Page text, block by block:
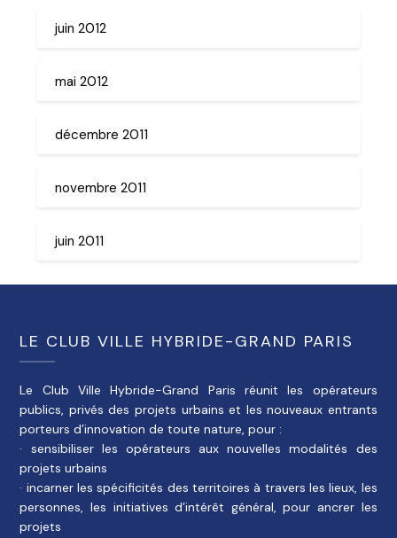
juin 2012
mai 2012
décembre 2011
novembre 2011
juin 2011
LE CLUB VILLE HYBRIDE-GRAND PARIS
Le Club Ville Hybride-Grand Paris réunit les opérateurs
publics, privés des projets urbains et les nouveaux entrants
porteurs d’innovation de toute nature, pour :
· sensibiliser les opérateurs aux nouvelles modalités des
projets urbains
· incarner les spécificités des territoires à travers les lieux, les
personnes, les initiatives d’intérêt général, pour ancrer les
projets